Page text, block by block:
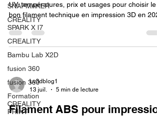
SNAPMAKER
CRÉALITY
SPARK X I7
CREALITY
Bambu Lab X2D
fusion 360
fusion 360
Formation
CREALITY
PRINT
UV, températures, prix et usages pour choisir le
bon filament technique en impression 3D en
Lv3dblog1
13 juil.
5 min de lecture
Filament ABS pour